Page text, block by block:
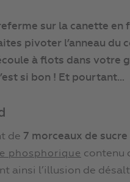
sur la canette en
pivoter l’anneau du
à flots dans votre
si bon ! Et pourtant…
de 7 morceaux de sucre
phosphorique contenu
ainsi l’illusion de